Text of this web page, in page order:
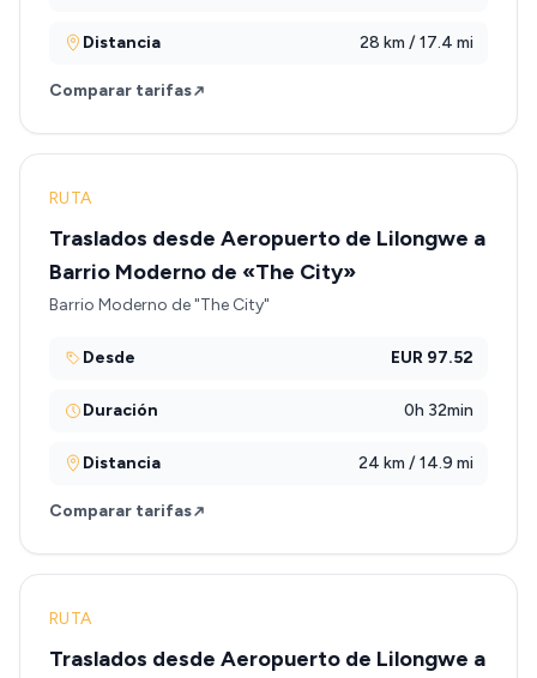
Distancia 28 km / 17.4 mi
Comparar tarifas
RUTA
Traslados desde Aeropuerto de Lilongwe a
Barrio Moderno de «The City»
Barrio Moderno de "The City"
Desde EUR 97.52
Duración 0h 32min
Distancia 24 km / 14.9 mi
Comparar tarifas
RUTA
Traslados desde Aeropuerto de Lilongwe a